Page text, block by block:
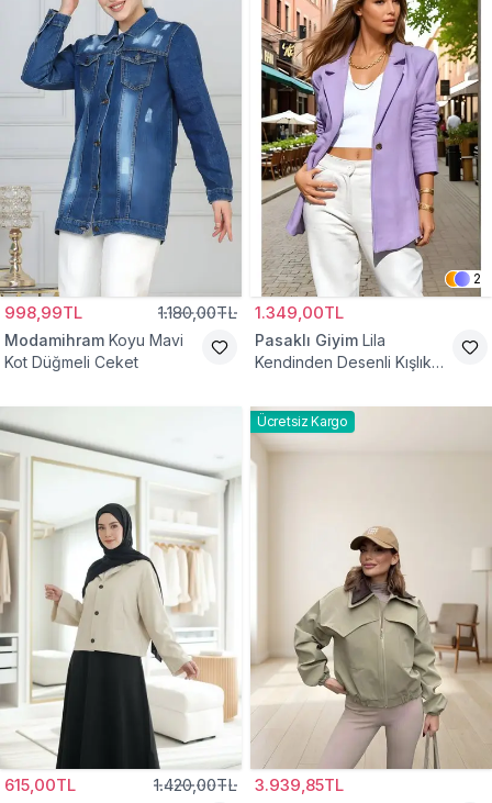
998,99TL 1.180,00TL
Modamihram Koyu Mavi
Kot Düğmeli Ceket
2
1.349,00TL
Pasaklı Giyim Lila
Kendinden Desenli Kışlık
Tesettür Ceket
615,00TL 1.420,00TL
Ücretsiz Kargo
3.939,85TL